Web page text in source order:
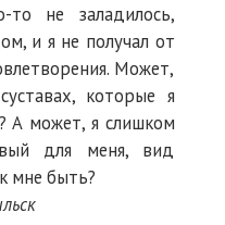
данных
данных
то не заладилось,
и я не получал от
Может,
которые я
А может, я слишком
для меня, вид
мне быть?